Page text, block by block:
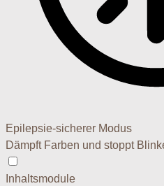
Epilepsie-sicherer Modus
Dämpft Farben und stoppt
Inhaltsmodule